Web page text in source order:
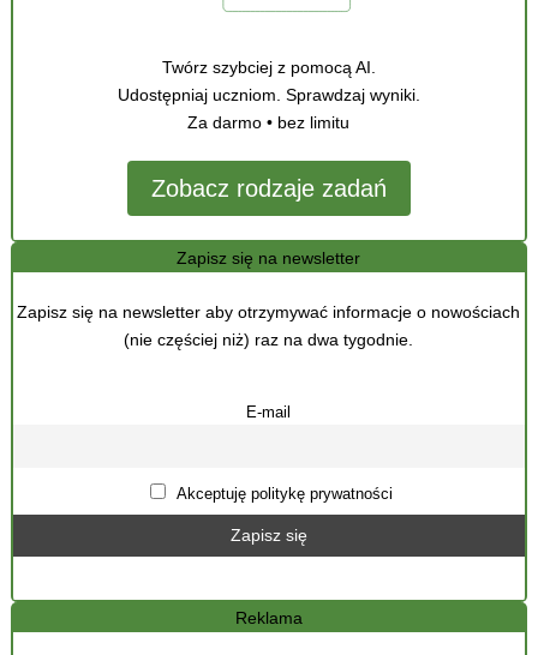
Twórz szybciej z pomocą AI.
Udostępniaj uczniom. Sprawdzaj wyniki.
Za darmo • bez limitu
Zobacz rodzaje zadań
Zapisz się na newsletter
Zapisz się na newsletter aby otrzymywać informacje o nowościach
(nie częściej niż) raz na dwa tygodnie.
E-mail
Akceptuję politykę prywatności
Reklama